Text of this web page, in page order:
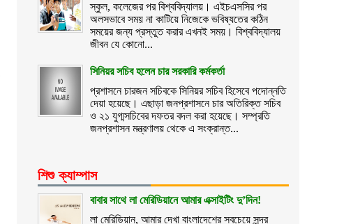
স্কুল, কলেজের পর বিশ্ববিদ্যালয়। এইচএসসির পর
অলসভাবে সময় না কাটিয়ে নিজেকে ভবিষ্যতের কঠিন
সময়ের জন্য প্রস্তুত করার এখনই সময়। বিশ্ববিদ্যালয়
জীবন যে কোনো...
সিনিয়র সচিব হলেন চার সরকারি কর্মকর্তা
প্রশাসনে চারজন সচিবকে সিনিয়র সচিব হিসেবে পদোন্নতি
দেয়া হয়েছে। এছাড়া জনপ্রশাসনে চার অতিরিক্ত সচিব
ও ২১ যুগ্মসচিবের দফতর বদল করা হয়েছে। সম্প্রতি
জনপ্রশাসন মন্ত্রণালয় থেকে এ সংক্রান্ত...
শিশু ক্যাম্পাস
বাবার সাথে লা মেরিডিয়ানে আমার এক্সাইটিং দু’দিন!
লা মেরিডিয়ান, আমার দেখা বাংলাদেশের সবচেয়ে সুন্দর